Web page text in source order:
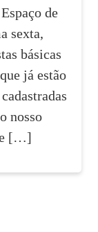
de
sexta,
básicas
já estão
nosso
[…]